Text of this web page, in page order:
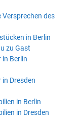
des
in Berlin
zu Gast
Berlin
Dresden
in Berlin
in Dresden